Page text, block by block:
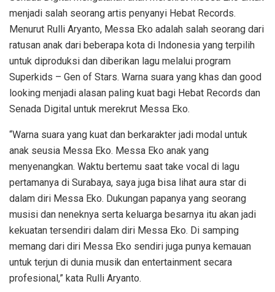
menjadi salah seorang artis penyanyi Hebat Records.
Menurut Rulli Aryanto, Messa Eko adalah salah seorang dari
ratusan anak dari beberapa kota di Indonesia yang terpilih
untuk diproduksi dan diberikan lagu melalui program
Superkids – Gen of Stars. Warna suara yang khas dan good
looking menjadi alasan paling kuat bagi Hebat Records dan
Senada Digital untuk merekrut Messa Eko.
“Warna suara yang kuat dan berkarakter jadi modal untuk
anak seusia Messa Eko. Messa Eko anak yang
menyenangkan. Waktu bertemu saat take vocal di lagu
pertamanya di Surabaya, saya juga bisa lihat aura star di
dalam diri Messa Eko. Dukungan papanya yang seorang
musisi dan neneknya serta keluarga besarnya itu akan jadi
kekuatan tersendiri dalam diri Messa Eko. Di samping
memang dari diri Messa Eko sendiri juga punya kemauan
untuk terjun di dunia musik dan entertainment secara
profesional,” kata Rulli Aryanto.